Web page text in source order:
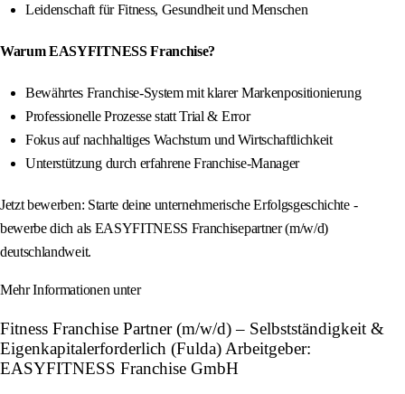
Leidenschaft für Fitness, Gesundheit und Menschen
Warum EASYFITNESS Franchise?
Bewährtes Franchise-System mit klarer Markenpositionierung
Professionelle Prozesse statt Trial & Error
Fokus auf nachhaltiges Wachstum und Wirtschaftlichkeit
Unterstützung durch erfahrene Franchise-Manager
Jetzt bewerben: Starte deine unternehmerische Erfolgsgeschichte -
bewerbe dich als EASYFITNESS Franchisepartner (m/w/d)
deutschlandweit.
Mehr Informationen unter
Fitness Franchise Partner (m/w/d) – Selbstständigkeit &
Eigenkapitalerforderlich (Fulda) Arbeitgeber:
EASYFITNESS Franchise GmbH